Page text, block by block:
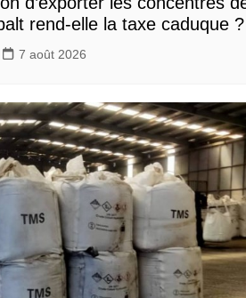
rend-elle la taxe caduque ?
7 août 2026